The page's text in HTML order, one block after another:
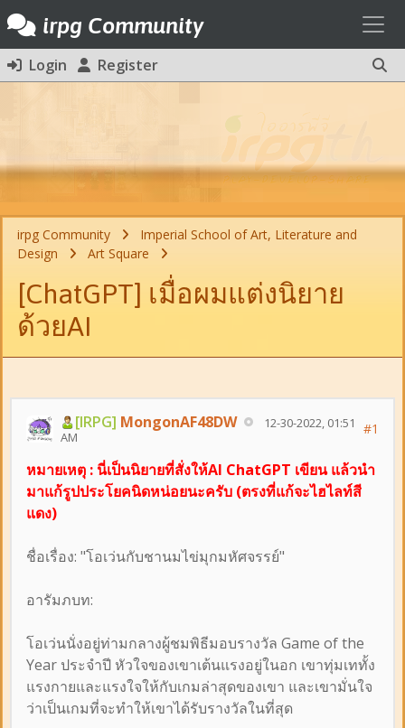
irpg Community
Login Register
irpg Community
Imperial School of Art, Literature and
Design
Art Square
[ChatGPT] เมื่อผมแต่งนิยาย
ด้วยAI
[IRPG] MongonAF48DW
12-30-2022, 01:51
AM
#1
หมายเหตุ : นี่เป็นนิยายที่สั่งให้AI ChatGPT เขียน แล้วนำ
มาแก้รูปประโยคนิดหน่อยนะครับ (ตรงที่แก้จะไฮไลท์สี
แดง)
ชื่อเรื่อง: "โอเว่นกับชานมไข่มุกมหัศจรรย์"
อารัมภบท:
โอเว่นนั่งอยู่ท่ามกลางผู้ชมพิธีมอบรางวัล Game of the
Year ประจำปี หัวใจของเขาเต้นแรงอยู่ในอก เขาทุ่มเททั้ง
แรงกายและแรงใจให้กับเกมล่าสุดของเขา และเขามั่นใจ
ว่าเป็นเกมที่จะทำให้เขาได้รับรางวัลในที่สุด